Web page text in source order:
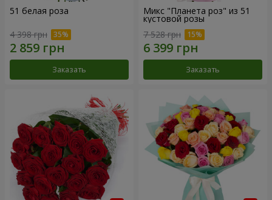
51 белая роза
4 398 грн
Заказать
Микс "Планета роз" из 51
кустовой розы
7 528 грн
Заказать